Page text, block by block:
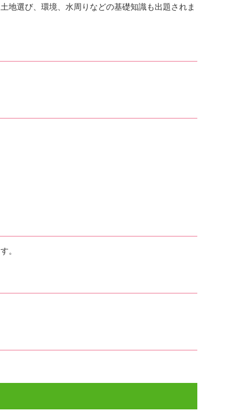
地選び、環境、水周りなどの基礎知識も出題されま
。